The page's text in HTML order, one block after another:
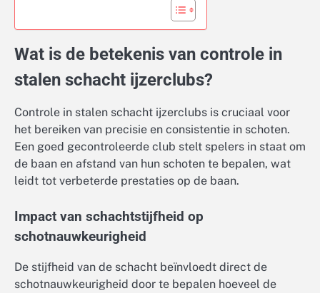
Wat is de betekenis van controle in
stalen schacht ijzerclubs?
Controle in stalen schacht ijzerclubs is cruciaal voor
het bereiken van precisie en consistentie in schoten.
Een goed gecontroleerde club stelt spelers in staat om
de baan en afstand van hun schoten te bepalen, wat
leidt tot verbeterde prestaties op de baan.
Impact van schachtstijfheid op
schotnauwkeurigheid
De stijfheid van de schacht beïnvloedt direct de
schotnauwkeurigheid door te bepalen hoeveel de